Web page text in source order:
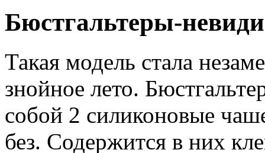
Бюстгальтеры-
Такая модель стала
знойное лето.
собой 2 силиконовые
без. Содержится в них